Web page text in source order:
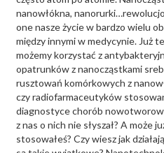
nanowłókna,
one nasze życie w bardzo wielu
między innymi w medycynie. Już
możemy korzystać z
opatrunków z nanocząstkami
rusztowań komórkowych z
czy radiofarmaceutyków
diagnostyce chorób
z nas o nich nie słyszał? A może
stosowałeś? Czy wiesz jak